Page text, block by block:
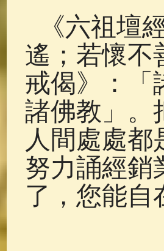
《六祖壇
遙；若懷不
戒偈》：「
諸佛教」。
人間處處
努力誦經銷
了，您能自